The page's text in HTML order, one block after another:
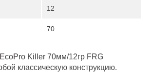
12
70
Killer 70мм/12гр FRG
классическую конструкцию.